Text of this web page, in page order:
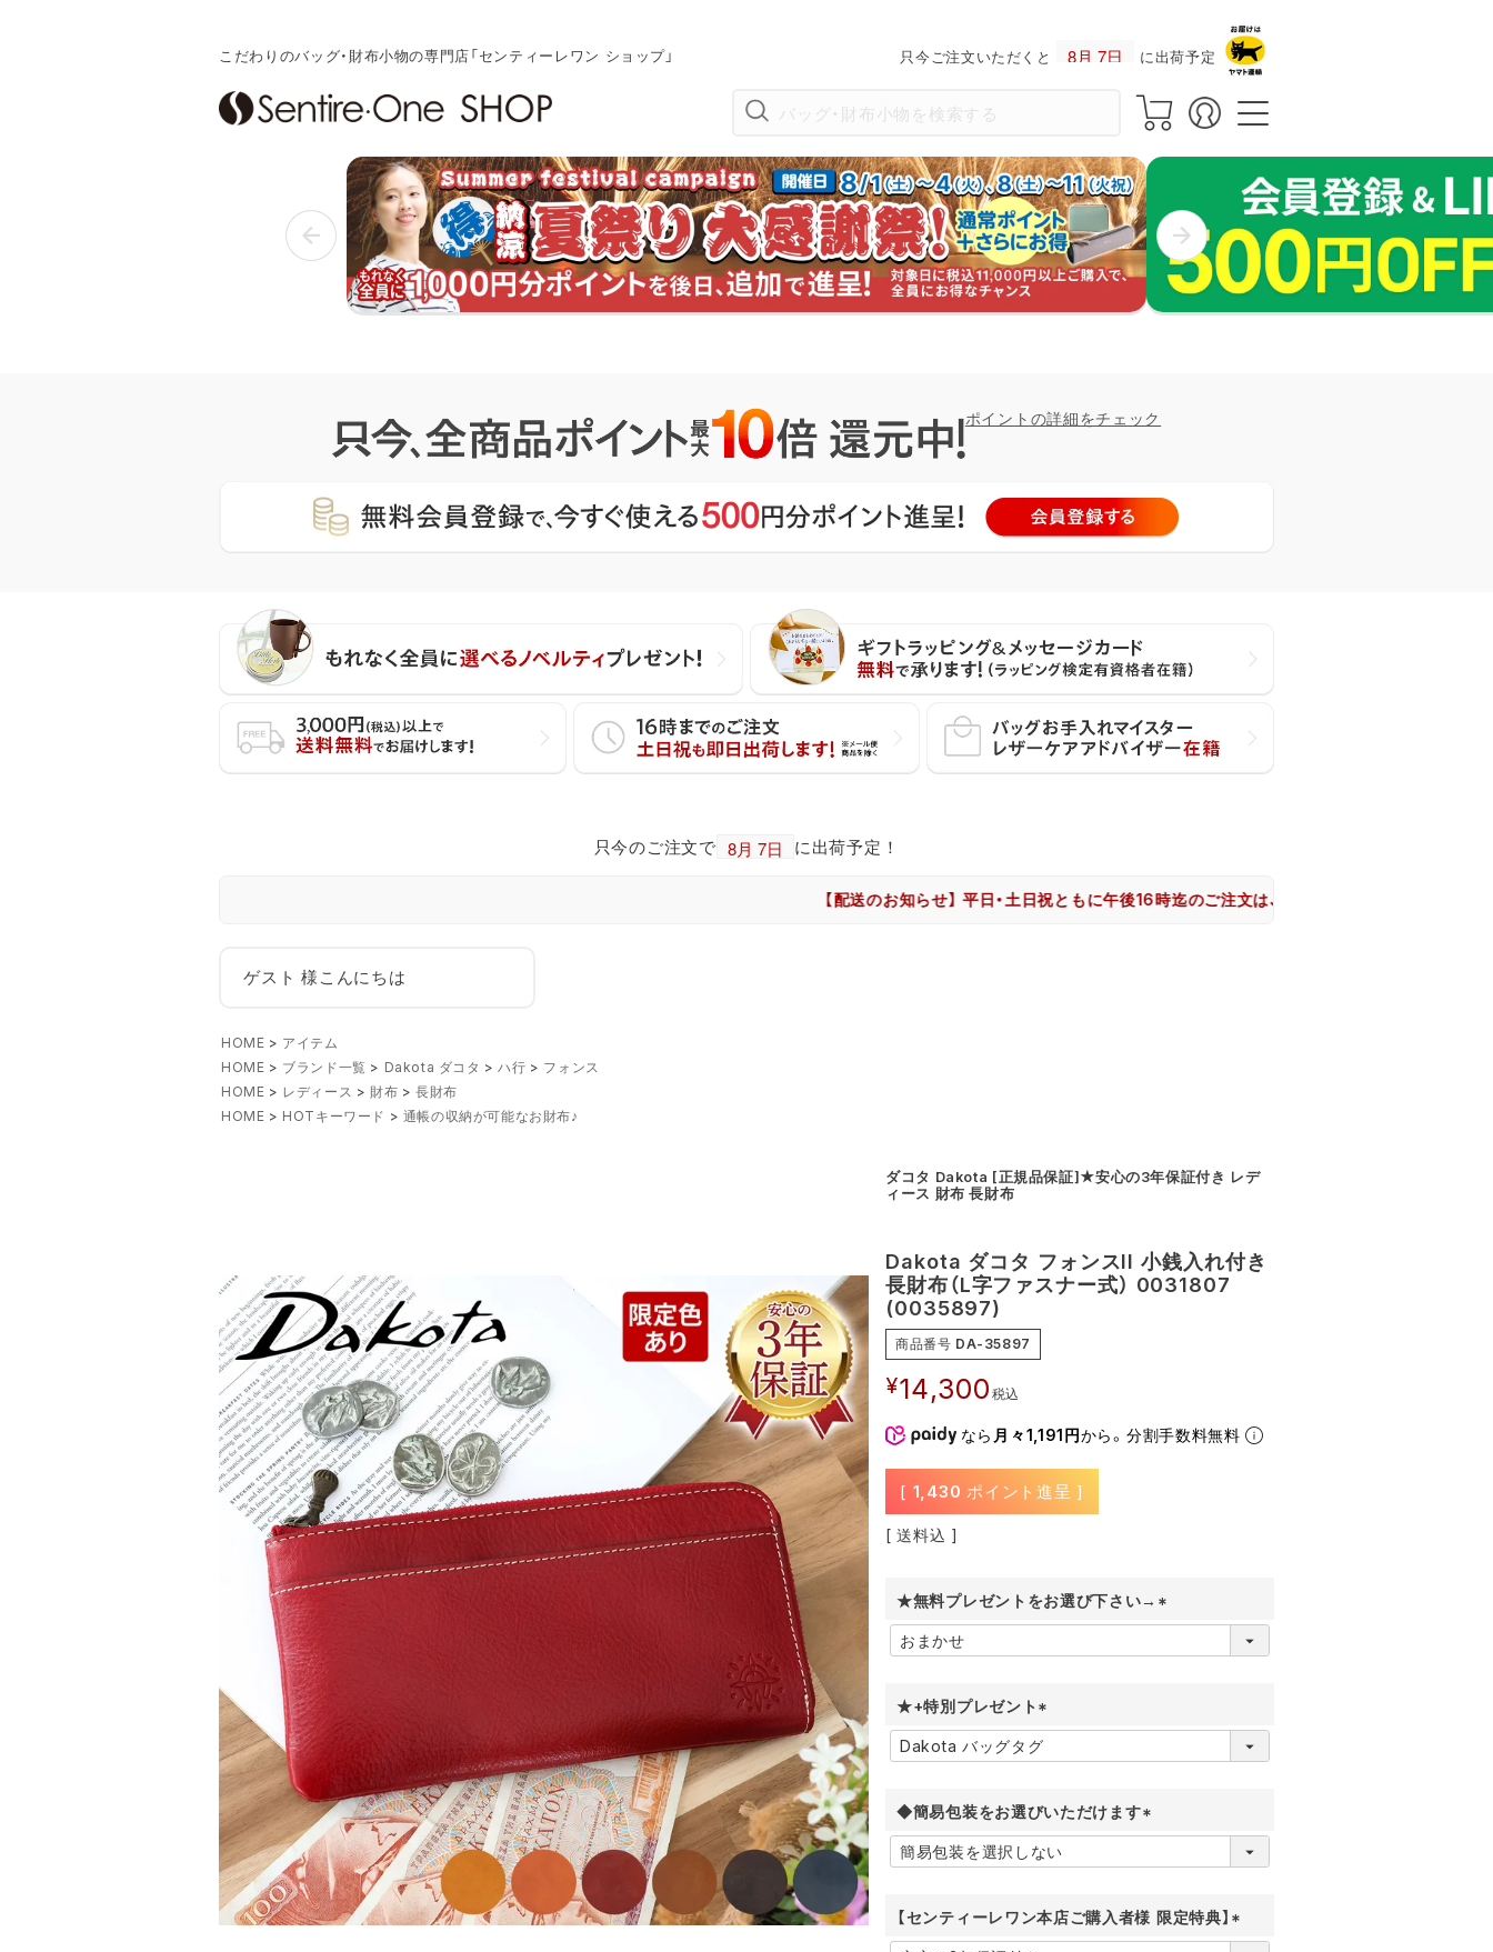
こだわりのバッグ・財布小物の専門店「センティーレワン ショップ」 只今ご注文いただくと に出荷予定！
ポイントの詳細をチェック
只今のご注文で に出荷予定！
【配送のお知らせ】 平日・土日祝ともに午後16時迄のご注文は、大阪市からヤマト運輸で即日出荷致
ゲスト 様こんにちは
HOME
アイテム
HOME
ブランド一覧 Dakota ダコタ ハ行
フォンス
HOME
レディース 財布
長財布
HOME
HOTキーワード 通帳の収納が可能なお財布♪
ダコタ Dakota [正規品保証]★安心の3年保証付き レデ
ィース 財布 長財布
Dakota ダコタ フォンスII 小銭入れ付き
長財布（L字ファスナー式） 0031807
(0035897)
商品番号 DA-35897
¥14,300 税込
なら 月々1,191円から。分割手数料無料
[ 1,430 ポイント進呈 ]
送料込
★無料プレゼントをお選び下さい→
(
必
★+特別プレゼント
(
必
)
◆簡易包装をお選びいただけます
(
必
)
【センティーレワン本店ご購入者様 限定特典】
(